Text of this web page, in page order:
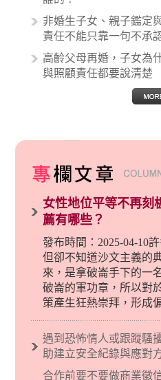
非婚生子女、親子鑑定
責任不能只靠一句不承
高齡父母再婚，子女為
與照顧責任都要說清楚
女性地位平等不再刻
薦有哪些？
發布時間：2025-04-10
但卻不知道沙文主義的
來，是拿破崙手下的一
破崙的軍功章，所以對
策產生狂熱崇拜，形成
義後來就被拿來暗指偏
義傾向的人，通常對於
烈的卓越感，因而瞧不
遇到恐怖情人或跟蹤騷
助建立安全紀錄與應對
合作前要不要做商業徵